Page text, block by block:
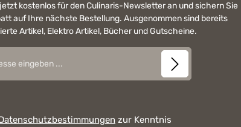
kostenlos für den Culinaris-Newsletter an und sichern Sie
auf Ihre nächste Bestellung. Ausgenommen sind bereits
Artikel, Elektro Artikel, Bücher und Gutscheine.
zur Kenntnis